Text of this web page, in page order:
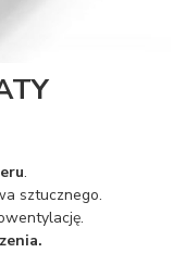
.
sztucznego.